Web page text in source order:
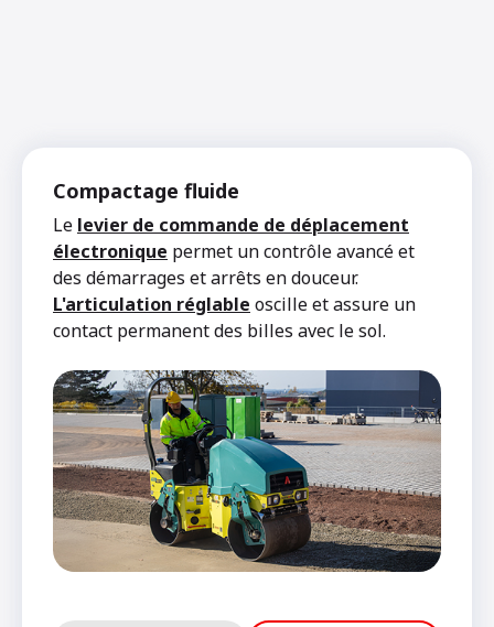
Compactage fluide
Le levier de commande de déplacement
électronique permet un contrôle avancé et
des démarrages et arrêts en douceur.
L'articulation réglable oscille et assure un
contact permanent des billes avec le sol.